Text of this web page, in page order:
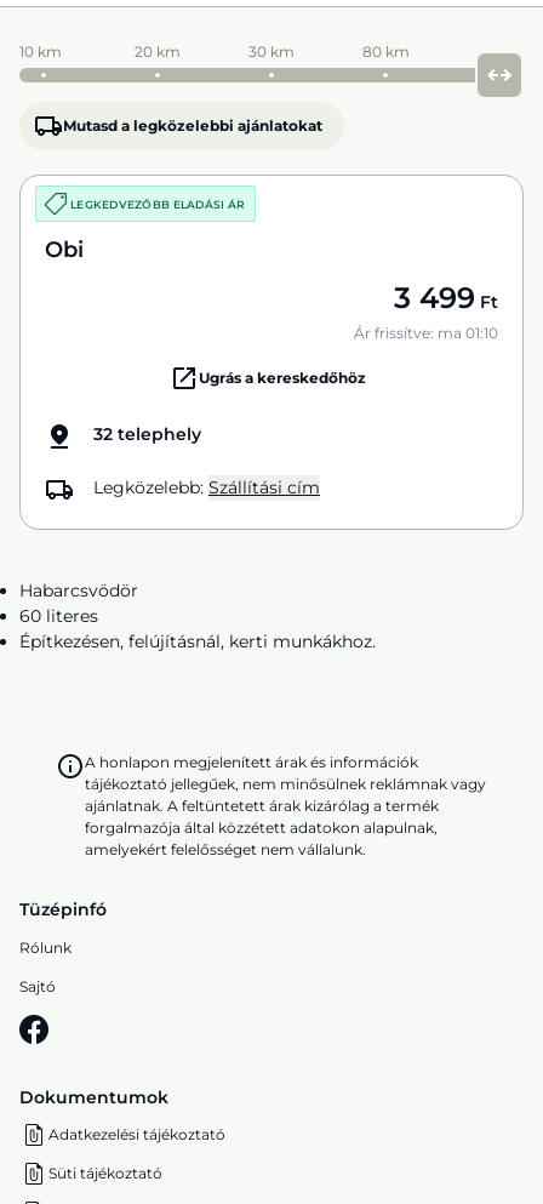
10 km 20 km 30 km 80 km
Mutasd a legközelebbi ajánlatokat
LEGKEDVEZŐBB ELADÁSI ÁR
Obi
3 499 Ft
Ár frissítve: ma 01:10
Ugrás a kereskedőhöz
32 telephely
Legközelebb: Szállítási cím
Habarcsvödör
60 literes
Építkezésen, felújításnál, kerti munkákhoz.
A honlapon megjelenített árak és információk
tájékoztató jellegűek, nem minősülnek reklámnak vagy
ajánlatnak. A feltüntetett árak kizárólag a termék
forgalmazója által közzétett adatokon alapulnak,
amelyekért felelősséget nem vállalunk.
Tüzépinfó
Rólunk
Sajtó
Dokumentumok
Adatkezelési tájékoztató
Süti tájékoztató